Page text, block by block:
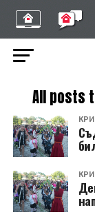
All posts